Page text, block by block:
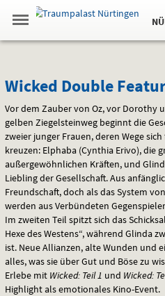
Springe
zum
,zum
.
Navigation
Gehe
zur
Standortauswahl
Hinweis
Wicked
Double
Feature
Wicked Double
Vor dem Zauber von Oz, vor Dorothy
gelben Ziegelsteinweg beginnt die
zweier junger Frauen, deren Wege
kreuzen: Elphaba (Cynthia Erivo), die
außergewöhnlichen Kräften, und
Liebling der Gesellschaft. Aus
Freundschaft, doch als das System
werden aus Verbündeten
Im zweiten Teil spitzt sich das
Hexe des Westens“, während Glinda
ist. Neue Allianzen, alte Wunden und
alles, was sie über Gut und Böse zu
Erlebe mit Wicked: Teil 1 und Wicked:
Highlight als emotionales Kino-Event.